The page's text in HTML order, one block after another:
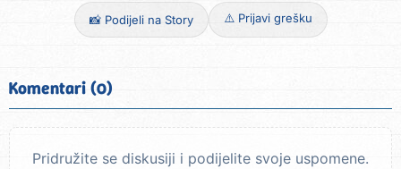
📸 Podijeli na Story ⚠️ Prijavi grešku
Komentari (0)
Pridružite se diskusiji i podijelite svoje uspomene.